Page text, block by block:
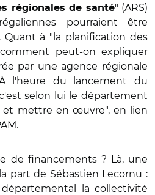
régionales de santé" (ARS)
pourraient être
Quant à "la planification des
peut-on expliquer
par une agence régionale
l'heure du lancement du
selon lui le département
et mettre en œuvre", en lien
de financements ? Là, une
part de Sébastien Lecornu :
la collectivité